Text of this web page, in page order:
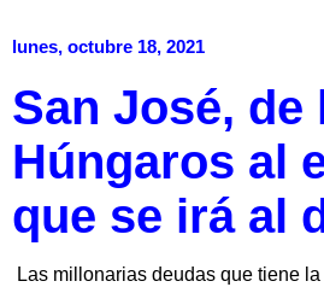
lunes, octubre 18, 2021
San José, de
Húngaros al
que se irá al
Las millonarias deudas que tiene